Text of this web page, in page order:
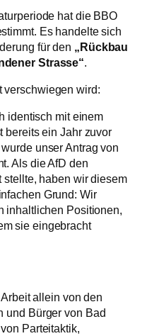
hat die BBO
Es handelte sich
für den „Rückbau
Strasse“.
verschwiegen wird:
identisch mit einem
bereits ein Jahr zuvor
unser Antrag von
Als die AfD den
stellte, haben wir diesem
Grund: Wir
inhaltlichen Positionen,
sie eingebracht
allein von den
und Bürger von Bad
Parteitaktik,